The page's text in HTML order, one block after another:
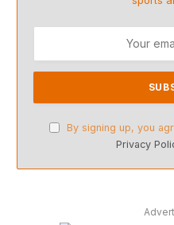
By signing up, you
Privacy